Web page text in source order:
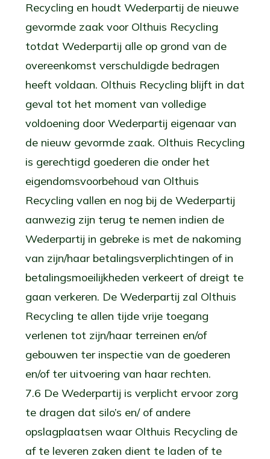
Recycling en houdt Wederpartij de nieuwe
gevormde zaak voor Olthuis Recycling
totdat Wederpartij alle op grond van de
overeenkomst verschuldigde bedragen
heeft voldaan. Olthuis Recycling blijft in dat
geval tot het moment van volledige
voldoening door Wederpartij eigenaar van
de nieuw gevormde zaak. Olthuis Recycling
is gerechtigd goederen die onder het
eigendomsvoorbehoud van Olthuis
Recycling vallen en nog bij de Wederpartij
aanwezig zijn terug te nemen indien de
Wederpartij in gebreke is met de nakoming
van zijn/haar betalingsverplichtingen of in
betalingsmoeilijkheden verkeert of dreigt te
gaan verkeren. De Wederpartij zal Olthuis
Recycling te allen tijde vrije toegang
verlenen tot zijn/haar terreinen en/of
gebouwen ter inspectie van de goederen
en/of ter uitvoering van haar rechten.
7.6 De Wederpartij is verplicht ervoor zorg
te dragen dat silo’s en/ of andere
opslagplaatsen waar Olthuis Recycling de
af te leveren zaken dient te laden of te